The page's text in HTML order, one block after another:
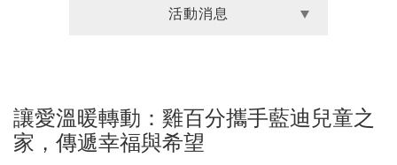
活動消息
讓愛溫暖轉動：雞百分攜手藍迪兒童之
家，傳遞幸福與希望